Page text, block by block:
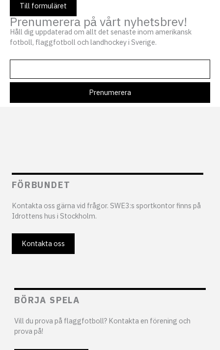
Till formuläret
Prenumerera på vårt nyhetsbrev!
Håll dig uppdaterad om allt det senaste inom amerikansk
fotboll, flaggfotboll och landhockey i Sverige.
FÖRBUNDET
Kontakta oss gärna vid frågor. SWE3:s sportkontor finns på
Idrottens hus i Stockholm.
Kontakta oss
BÖRJA SPELA
Vill du prova på flaggfotboll? Kontakta en förening och
prova på!